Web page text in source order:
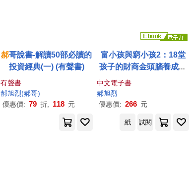
郝哥說書-解讀50部必讀的
投資經典(一) (有聲書)
有聲書
郝旭烈(郝哥)
優惠價: 79 折, 118 元
富小孩與窮小孩2：18堂
孩子的財商金頭腦養成課
(電子書)
中文電子書
郝旭烈
優惠價: 266 元
紙 試閱